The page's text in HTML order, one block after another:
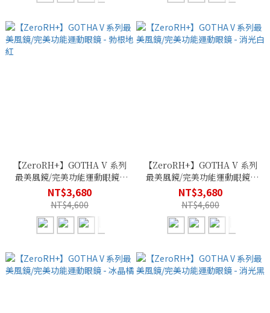
【ZeroRH+】GOTHA V 系列
最美風鏡/完美功能運動眼鏡 -
勃根地紅
NT$3,680
NT$4,600
【ZeroRH+】GOTHA V 系列
最美風鏡/完美功能運動眼鏡 -
消光白
NT$3,680
NT$4,600